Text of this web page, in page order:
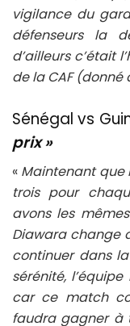
vigilance du
défenseurs la
d’ailleurs c’était
de la CAF (donné
Sénégal vs
prix »
« Maintenant que
trois pour
avons les
Diawara change
continuer dans
sérénité,
car ce match
faudra gagner à